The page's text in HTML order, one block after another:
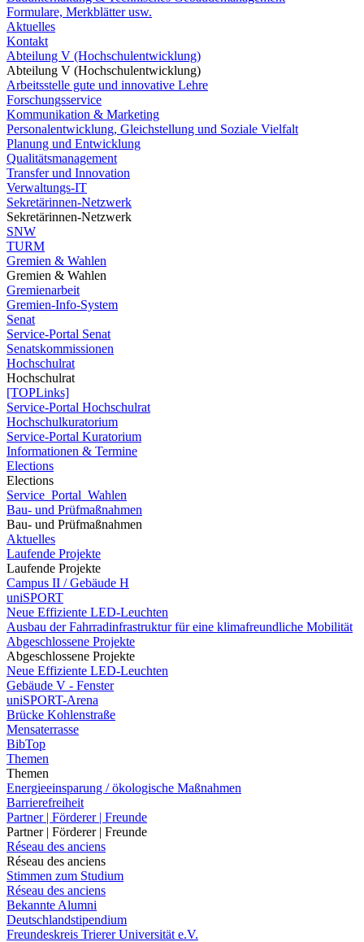
Formulare, Merkblätter usw.
Aktuelles
Kontakt
Abteilung V (Hochschulentwicklung)
Abteilung V (Hochschulentwicklung)
Arbeitsstelle gute und innovative Lehre
Forschungsservice
Kommunikation & Marketing
Personalentwicklung, Gleichstellung und Soziale Vielfalt
Planung und Entwicklung
Qualitätsmanagement
Transfer und Innovation
Verwaltungs-IT
Sekretärinnen-Netzwerk
Sekretärinnen-Netzwerk
SNW
TURM
Gremien & Wahlen
Gremien & Wahlen
Gremienarbeit
Gremien-Info-System
Senat
Service-Portal Senat
Senatskommissionen
Hochschulrat
Hochschulrat
[TOPLinks]
Service-Portal Hochschulrat
Hochschulkuratorium
Service-Portal Kuratorium
Informationen & Termine
Elections
Elections
Service_Portal_Wahlen
Bau- und Prüfmaßnahmen
Bau- und Prüfmaßnahmen
Aktuelles
Laufende Projekte
Laufende Projekte
Campus II / Gebäude H
uniSPORT
Neue Effiziente LED-Leuchten
Ausbau der Fahrradinfrastruktur für eine klimafreundliche Mobilität
Abgeschlossene Projekte
Abgeschlossene Projekte
Neue Effiziente LED-Leuchten
Gebäude V - Fenster
uniSPORT-Arena
Brücke Kohlenstraße
Mensaterrasse
BibTop
Themen
Themen
Energieeinsparung / ökologische Maßnahmen
Barrierefreiheit
Partner | Förderer | Freunde
Partner | Förderer | Freunde
Réseau des anciens
Réseau des anciens
Stimmen zum Studium
Réseau des anciens
Bekannte Alumni
Deutschlandstipendium
Freundeskreis Trierer Universität e.V.